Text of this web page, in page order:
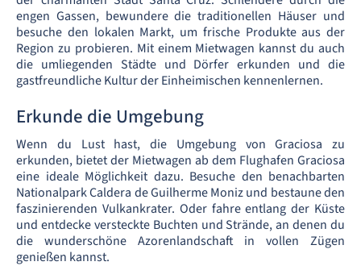
engen Gassen, bewundere die traditionellen Häuser und
besuche den lokalen Markt, um frische Produkte aus der
Region zu probieren. Mit einem Mietwagen kannst du auch
die umliegenden Städte und Dörfer erkunden und die
gastfreundliche Kultur der Einheimischen kennenlernen.
Erkunde die Umgebung
Wenn du Lust hast, die Umgebung von Graciosa zu
erkunden, bietet der Mietwagen ab dem Flughafen Graciosa
eine ideale Möglichkeit dazu. Besuche den benachbarten
Nationalpark Caldera de Guilherme Moniz und bestaune den
faszinierenden Vulkankrater. Oder fahre entlang der Küste
und entdecke versteckte Buchten und Strände, an denen du
die wunderschöne Azorenlandschaft in vollen Zügen
genießen kannst.